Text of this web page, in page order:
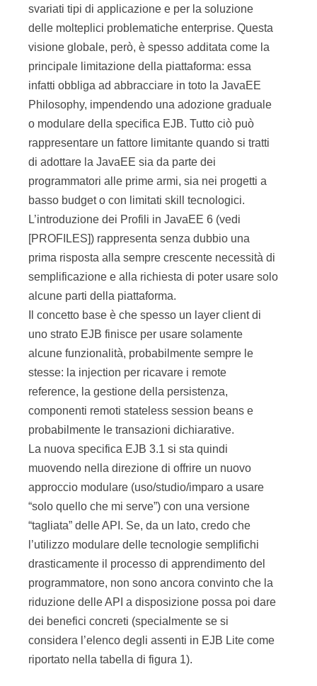
svariati tipi di applicazione e per la soluzione
delle molteplici problematiche enterprise. Questa
visione globale, però, è spesso additata come la
principale limitazione della piattaforma: essa
infatti obbliga ad abbracciare in toto la JavaEE
Philosophy, impendendo una adozione graduale
o modulare della specifica EJB. Tutto ciò può
rappresentare un fattore limitante quando si tratti
di adottare la JavaEE sia da parte dei
programmatori alle prime armi, sia nei progetti a
basso budget o con limitati skill tecnologici.
L’introduzione dei Profili in JavaEE 6 (vedi
[PROFILES]) rappresenta senza dubbio una
prima risposta alla sempre crescente necessità di
semplificazione e alla richiesta di poter usare solo
alcune parti della piattaforma.
Il concetto base è che spesso un layer client di
uno strato EJB finisce per usare solamente
alcune funzionalità, probabilmente sempre le
stesse: la injection per ricavare i remote
reference, la gestione della persistenza,
componenti remoti stateless session beans e
probabilmente le transazioni dichiarative.
La nuova specifica EJB 3.1 si sta quindi
muovendo nella direzione di offrire un nuovo
approccio modulare (uso/studio/imparo a usare
“solo quello che mi serve”) con una versione
“tagliata” delle API. Se, da un lato, credo che
l’utilizzo modulare delle tecnologie semplifichi
drasticamente il processo di apprendimento del
programmatore, non sono ancora convinto che la
riduzione delle API a disposizione possa poi dare
dei benefici concreti (specialmente se si
considera l’elenco degli assenti in EJB Lite come
riportato nella tabella di figura 1).